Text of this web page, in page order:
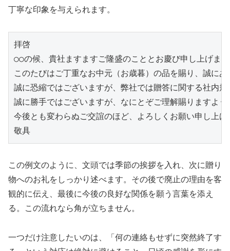
丁寧な印象を与えられます。
拝啓
○○の候、貴社ますますご隆盛のこととお慶び申し上げま
このたびはご丁重なお中元（お歳暮）の品を賜り、誠に
誠に恐縮ではございますが、弊社では贈答に関する社内
誠に勝手ではございますが、なにとぞご理解賜りますよ
今後とも変わらぬご交誼のほど、よろしくお願い申し上げ
敬具
この例文のように、文頭では季節の挨拶を入れ、次に贈り
物へのお礼をしっかり述べます。その後で廃止の理由を客
観的に伝え、最後に今後の良好な関係を願う言葉を添え
る。この流れなら角が立ちません。
一つだけ注意したいのは、「何の連絡もせずに突然終了す